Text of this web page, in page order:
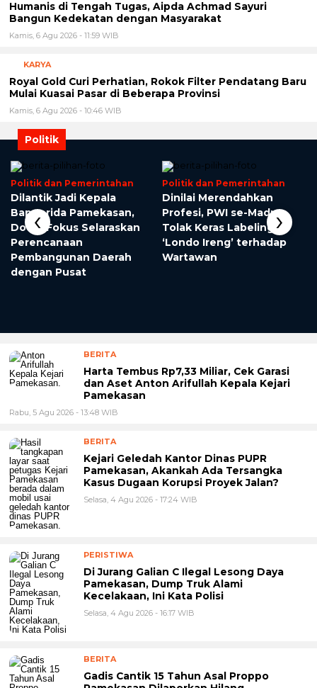
Humanis di Tengah Tugas, Aipda Achmad Sayuri
Bangun Kedekatan dengan Masyarakat
Kamis, 6 Agu 2026 - 11:59 WIB
KARYA
Royal Gold Curi Perhatian, Rokok Filter Pendatang Baru
Mulai Kuasai Pasar di Beberapa Provinsi
Kamis, 6 Agu 2026 - 10:46 WIB
Politik
Politik dan Pemerintahan
Dilantik Jadi Kepala
Bapperida Pamekasan,
Dodid Fokus Selaraskan
Perencanaan
Pembangunan Daerah
dengan Pusat
Politik dan Pemerintahan
Dinilai Merendahkan
Profesi, PWI se-Madura
Tolak Keras Labeling
‘Londo Ireng’ terhadap
Wartawan
‹ ›
BERITA
Harta Tembus Rp7,33 Miliar, Cek Garasi
dan Aset Anton Arifullah Kepala Kejari
Pamekasan
Rabu, 5 Agu 2026 - 13:48 WIB
BERITA
Kejari Geledah Kantor Dinas PUPR
Pamekasan, Akankah Ada Tersangka
Kasus Dugaan Korupsi Proyek Jalan?
Selasa, 4 Agu 2026 - 17:24 WIB
PERISTIWA
Di Jurang Galian C Ilegal Lesong Daya
Pamekasan, Dump Truk Alami
Kecelakaan, Ini Kata Polisi
Selasa, 4 Agu 2026 - 16:17 WIB
BERITA
Gadis Cantik 15 Tahun Asal Proppo